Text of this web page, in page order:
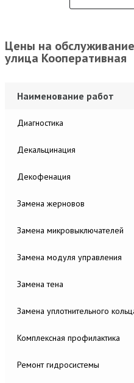
Цены на
улица Кооперативная
Наименование работ
Диагностика
Декальцинация
Декофенация
Замена жерновов
Замена микровыключателей
Замена модуля управления
Замена тена
Замена уплотнительного
Комплексная профилактика
Ремонт гидросистемы